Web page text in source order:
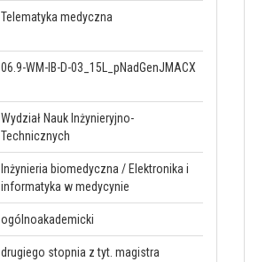
Telematyka medyczna
06.9-WM-IB-D-03_15L_pNadGenJMACX
Wydział Nauk Inżynieryjno-
Technicznych
Inżynieria biomedyczna / Elektronika i
informatyka w medycynie
ogólnoakademicki
drugiego stopnia z tyt. magistra